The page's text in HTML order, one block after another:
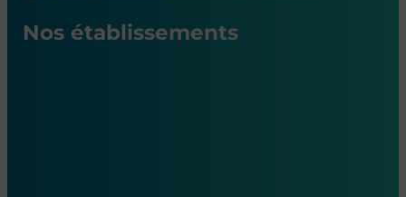
Nos établissements